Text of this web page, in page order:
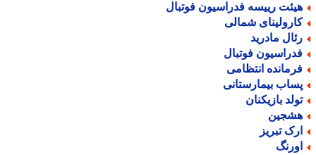
رییسه فدراسیون فوتبال
شمالی
مادرید
فوتبال
انتظامی
بیمارستانی
بازیکنان
تبریز